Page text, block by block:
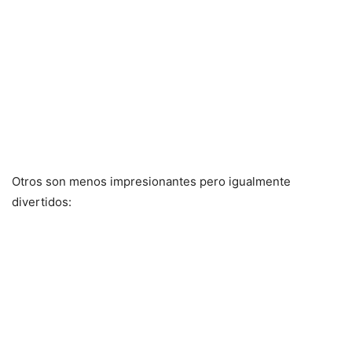
Otros son menos impresionantes pero igualmente
divertidos: